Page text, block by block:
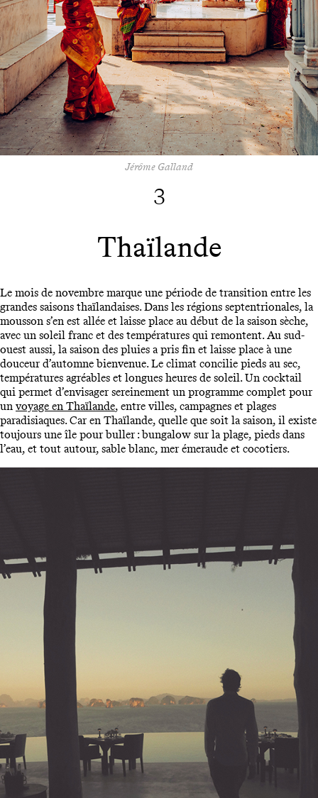
Jérôme Galland
3
Thaïlande
Le mois de novembre marque une période de transition entre les
grandes saisons thaïlandaises. Dans les régions septentrionales, la
mousson s’en est allée et laisse place au début de la saison sèche,
avec un soleil franc et des températures qui remontent. Au sud-
ouest aussi, la saison des pluies a pris fin et laisse place à une
douceur d’automne bienvenue. Le climat concilie pieds au sec,
températures agréables et longues heures de soleil. Un cocktail
qui permet d’envisager sereinement un programme complet pour
un voyage en Thaïlande, entre villes, campagnes et plages
paradisiaques. Car en Thaïlande, quelle que soit la saison, il existe
toujours une île pour buller : bungalow sur la plage, pieds dans
l’eau, et tout autour, sable blanc, mer émeraude et cocotiers.